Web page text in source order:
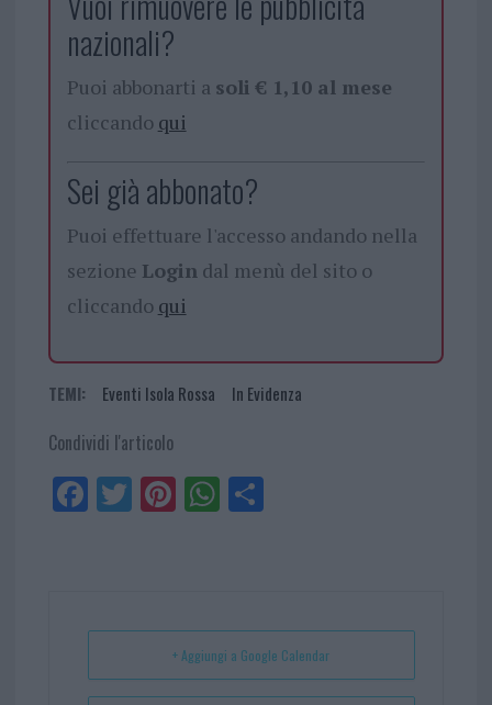
nazionali?
Puoi abbonarti a soli € 1,10 al mese
cliccando qui
Sei già abbonato?
Puoi effettuare l'accesso andando nella
sezione Logindal menù del sito o
cliccando qui
TEMI: Eventi Isola Rossa In Evidenza
Condividi l'articolo
Fa
ce
Tw
itt
Pi
nt
t
W
ha
p
Sh
+ Aggiungi a Google Calendar